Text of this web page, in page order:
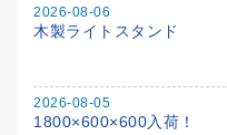
2026-08-06
木製ライトスタンド
2026-08-05
1800×600×600入荷！